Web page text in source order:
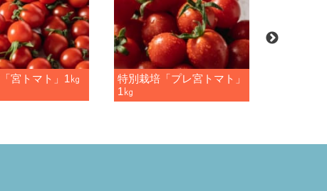
宮トマト」1㎏
特別栽培「プレ宮トマト」
1㎏